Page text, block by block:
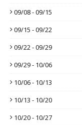
09/08 - 09/15
09/15 - 09/22
09/22 - 09/29
09/29 - 10/06
10/06 - 10/13
10/13 - 10/20
10/20 - 10/27